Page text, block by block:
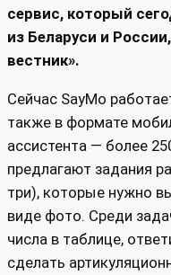
сервис, который
из Беларуси и России,
вестник».
Сейчас SayMo
также в формате
ассистента — более
предлагают задания
три), которые нужно
виде фото. Среди
числа в таблице,
сделать